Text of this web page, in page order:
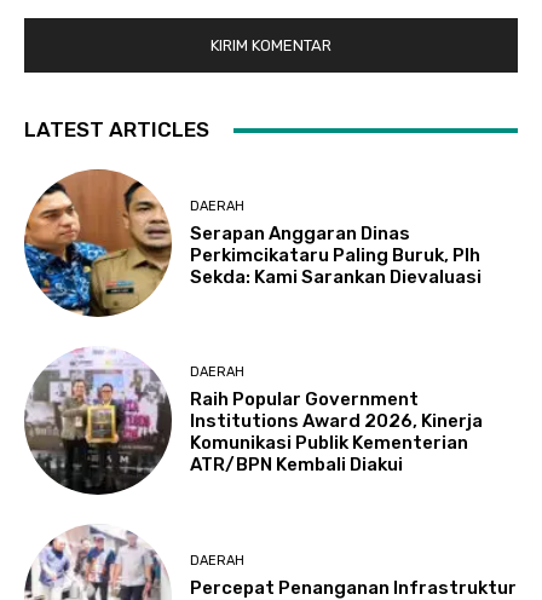
LATEST ARTICLES
DAERAH
Serapan Anggaran Dinas
Perkimcikataru Paling Buruk, Plh
Sekda: Kami Sarankan Dievaluasi
DAERAH
Raih Popular Government
Institutions Award 2026, Kinerja
Komunikasi Publik Kementerian
ATR/BPN Kembali Diakui
DAERAH
Percepat Penanganan Infrastruktur